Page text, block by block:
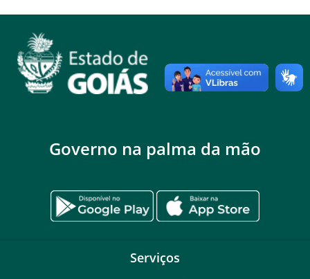
Governo na palma da mão
Serviços